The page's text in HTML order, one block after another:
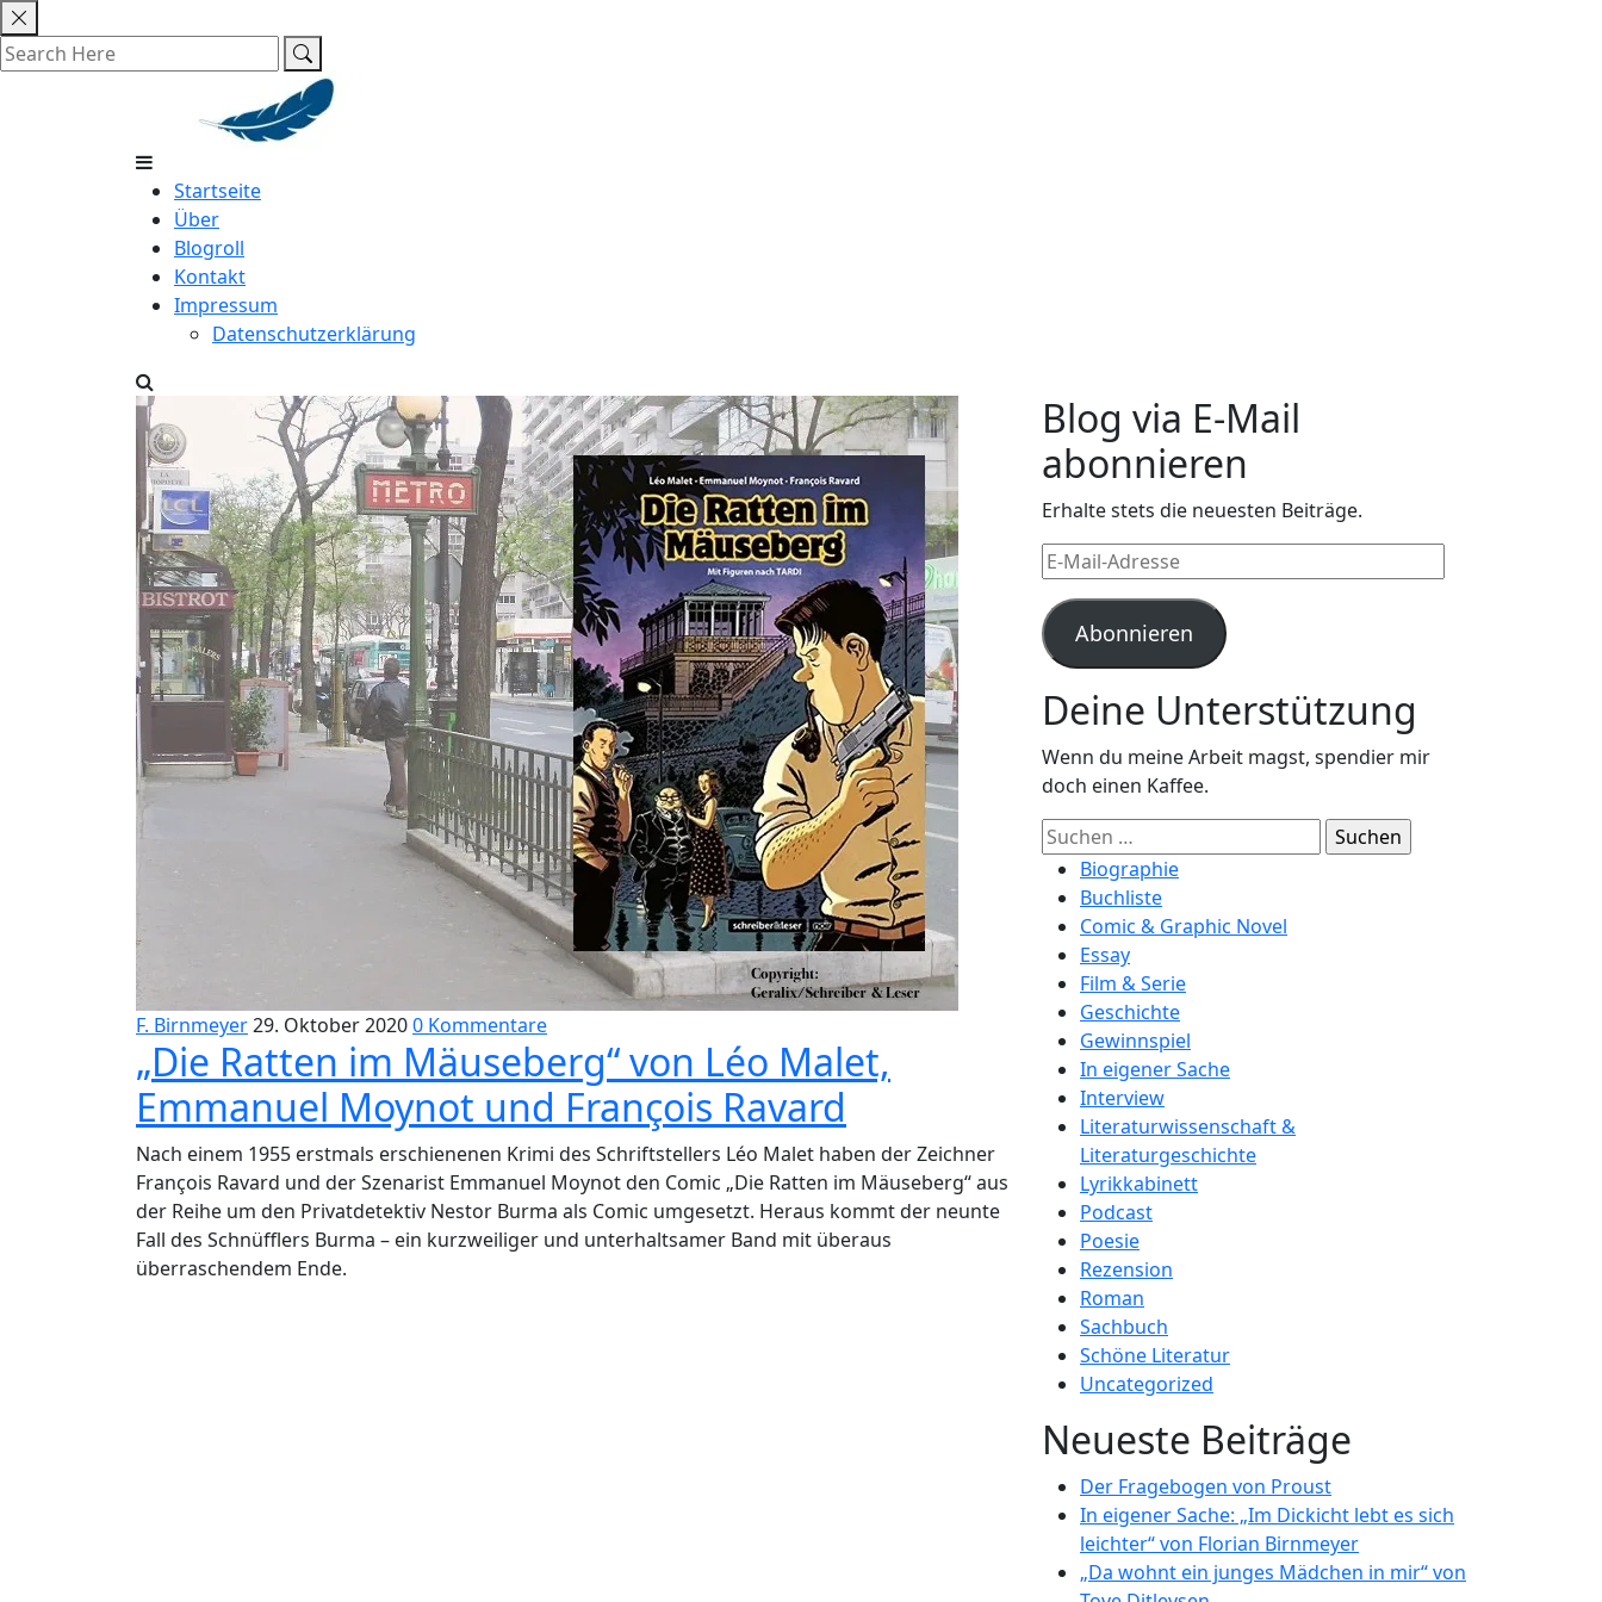
Skip
to
content
Startseite
Über
Blogroll
Kontakt
Impressum
Datenschutzerklärung
F. Birnmeyer29. Oktober 20200 Kommentare
„Die Ratten im Mäuseberg“ von Léo Malet,
Emmanuel Moynot und François Ravard
Nach einem 1955 erstmals erschienenen Krimi des Schriftstellers Léo Malet haben der Zeichner
François Ravard und der Szenarist Emmanuel Moynot den Comic „Die Ratten im Mäuseberg“ aus
der Reihe um den Privatdetektiv Nestor Burma als Comic umgesetzt. Heraus kommt der neunte
Fall des Schnüfflers Burma – ein kurzweiliger und unterhaltsamer Band mit überaus
überraschendem Ende.
Blog via E-Mail
abonnieren
Erhalte stets die neuesten Beiträge.
E-
Mail-
Adresse
Abonnieren
Deine Unterstützung
Wenn du meine Arbeit magst, spendier mir
doch einen Kaffee.
Suchen
nach:Biographie
Buchliste
Comic & Graphic Novel
Essay
Film & Serie
Geschichte
Gewinnspiel
In eigener Sache
Interview
Literaturwissenschaft &
Literaturgeschichte
Lyrikkabinett
Podcast
Poesie
Rezension
Roman
Sachbuch
Schöne Literatur
Uncategorized
Neueste Beiträge
Der Fragebogen von Proust
In eigener Sache: „Im Dickicht lebt es sich
leichter“ von Florian Birnmeyer
„Da wohnt ein junges Mädchen in mir“ von